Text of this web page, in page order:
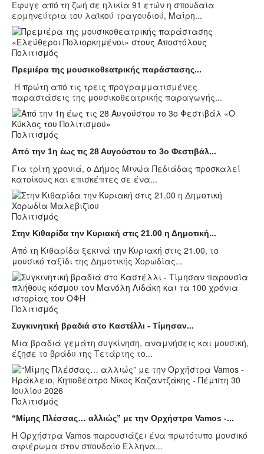
Έφυγε από τη ζωή σε ηλικία 91 ετών η σπουδαία
ερμηνεύτρια του λαϊκού τραγουδιού, Μαίρη...
Πολιτισμός
Πρεμιέρα της μουσικοθεατρικής παράστασης...
Η πρώτη από τις τρεις προγραμματισμένες
παραστάσεις της μουσικοθεατρικής παραγωγής...
Πολιτισμός
Από την 1η έως τις 28 Αυγούστου το 3ο Φεστιβάλ...
Για τρίτη χρονιά, ο Δήμος Μινώα Πεδιάδας προσκαλεί
κατοίκους και επισκέπτες σε ένα...
Πολιτισμός
Στην Κιθαρίδα την Κυριακή στις 21.00 η Δημοτική...
Από τη Κιθαρίδα ξεκινά την Κυριακή στις 21.00, το
μουσικό ταξίδι της Δημοτικής Χορωδίας...
Πολιτισμός
Συγκινητική βραδιά στο Καστέλλι - Τίμησαν...
Μια βραδιά γεμάτη συγκίνηση, αναμνήσεις και μουσική,
έζησε το βράδυ της Τετάρτης το...
Πολιτισμός
“Μίμης Πλέσσας… αλλιώς” με την Ορχήστρα Vamos -...
Η Ορχήστρα Vamos παρουσιάζει ένα πρωτότυπο μουσικό
αφιέρωμα στον σπουδαίο Έλληνα...